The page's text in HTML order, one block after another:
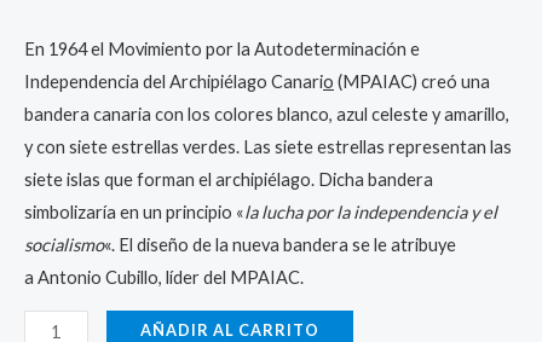
En 1964 el Movimiento por la Autodeterminación e
Independencia del Archipiélago Canario (MPAIAC) creó una
bandera canaria con los colores blanco, azul celeste y amarillo,
y con siete estrellas verdes. Las siete estrellas representan las
siete islas que forman el archipiélago. Dicha bandera
simbolizaría en un principio «la lucha por la independencia y el
socialismo«. El diseño de la nueva bandera se le atribuye
a Antonio Cubillo, líder del MPAIAC.
AÑADIR AL CARRITO